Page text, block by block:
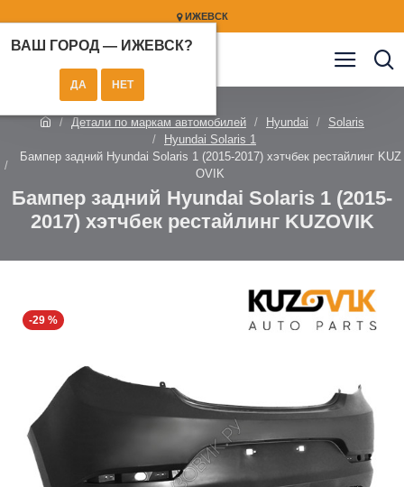
ИЖЕВСК
ВАШ ГОРОД — ИЖЕВСК?
Детали по маркам автомобилей Hyundai
Solaris
Hyundai Solaris 1
Бампер задний Hyundai Solaris 1 (2015-2017) хэтчбек рестайлинг KUZ
OVIK
Бампер задний Hyundai Solaris 1 (2015-
2017) хэтчбек рестайлинг KUZOVIK
-29 %